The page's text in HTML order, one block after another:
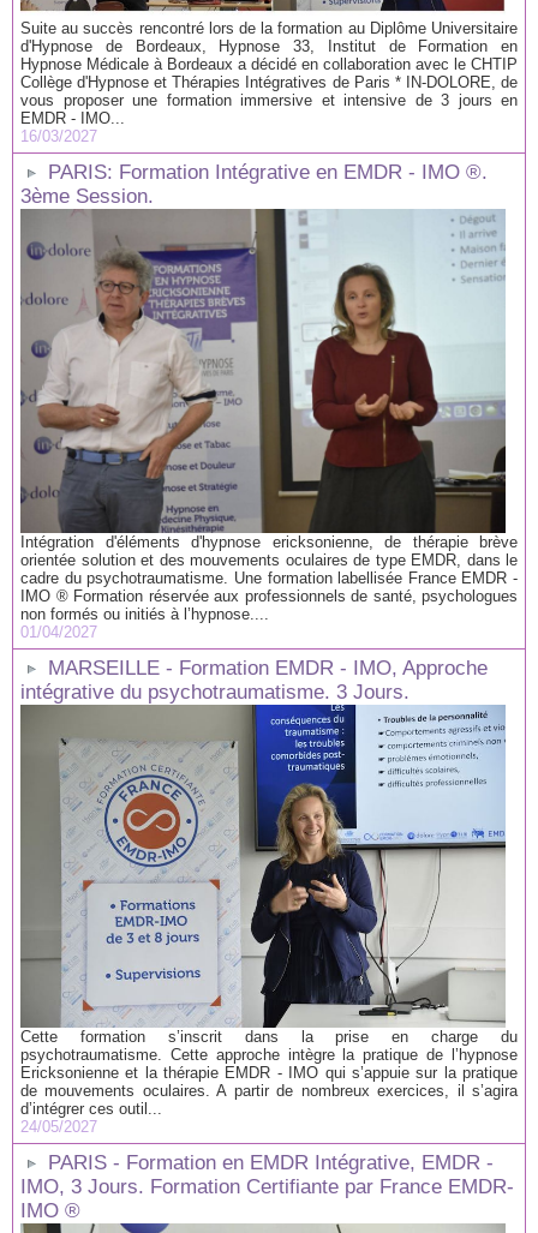
Suite au succès rencontré lors de la formation au Diplôme Universitaire
d'Hypnose de Bordeaux, Hypnose 33, Institut de Formation en
Hypnose Médicale à Bordeaux a décidé en collaboration avec le CHTIP
Collège d'Hypnose et Thérapies Intégratives de Paris * IN-DOLORE, de
vous proposer une formation immersive et intensive de 3 jours en
EMDR - IMO...
16/03/2027
PARIS: Formation Intégrative en EMDR - IMO ®.
3ème Session.
Intégration d'éléments d'hypnose ericksonienne, de thérapie brève
orientée solution et des mouvements oculaires de type EMDR, dans le
cadre du psychotraumatisme. Une formation labellisée France EMDR -
IMO ® Formation réservée aux professionnels de santé, psychologues
non formés ou initiés à l’hypnose....
01/04/2027
MARSEILLE - Formation EMDR - IMO, Approche
intégrative du psychotraumatisme. 3 Jours.
Cette formation s’inscrit dans la prise en charge du
psychotraumatisme. Cette approche intègre la pratique de l’hypnose
Ericksonienne et la thérapie EMDR - IMO qui s’appuie sur la pratique
de mouvements oculaires. A partir de nombreux exercices, il s’agira
d’intégrer ces outil...
24/05/2027
PARIS - Formation en EMDR Intégrative, EMDR -
IMO, 3 Jours. Formation Certifiante par France EMDR-
IMO ®